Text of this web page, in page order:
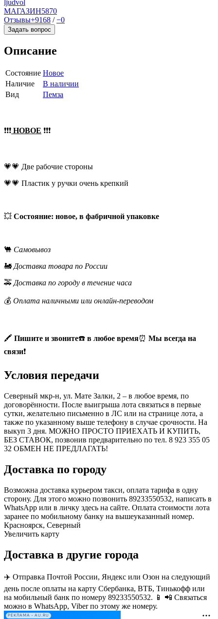
ljudvol
МАГАЗИН5870
Отзывы+9168 /−0
Задать вопрос
Описание
Состояние Новое
Наличие
В наличии
Вид
Пемза
❗❗❗ НОВОЕ ❗❗❗
💗💗 Две рабочие стороны
💗💗 Пластик у ручки очень крепкий
💥 Состояние: новое, в фабричной упаковке
🐫 Самовывоз
🚂 Доставка товара по России
🚕 Доставка по городу в течение часа
💰 Оплата наличными или онлайн-переводом
🖍 Пишите и звоните☎️ в любое время⏰ Мы всегда на
связи❗
Условия передачи
Северный мкр-н, ул. Мате Залки, 2 – в любое время, по
договорённости. После выигрыша лота связаться в первые
сутки, желательно письменно в ЛС или на странице лота, а
также по указанному выше телефону в случае срочности. На
выкуп 3 дня. МОЖНО ПРОСТО ПРИЕХАТЬ И КУПИТЬ,
БЕЗ СТАВОК, позвонив предварительно по тел. 8 923 355 05
32 ОБМЕН НЕ ПРЕДЛАГАТЬ!
Доставка по городу
Возможна доставка курьером такси, оплата тарифа в одну
сторону. Для этого можно позвонить 89233550532, написать в
WhatsApp или в личку здесь на сайте. Оплата стоимости лота
заранее по мобильному банку на вышеуказанный номер.
Красноярск, Северный
Увеличить карту
Доставка в другие города
✈️ Отправка Почтой России, Яндекс или Озон на следующий
день после оплаты на карту Сбербанка, ВТБ, Тинькофф или
на мобильный банк по номеру 89233550532. 📱 📲 Связаться
можно в WhatsApp, Viber по этому же номеру.
РЕКЛАМА • AU.RU